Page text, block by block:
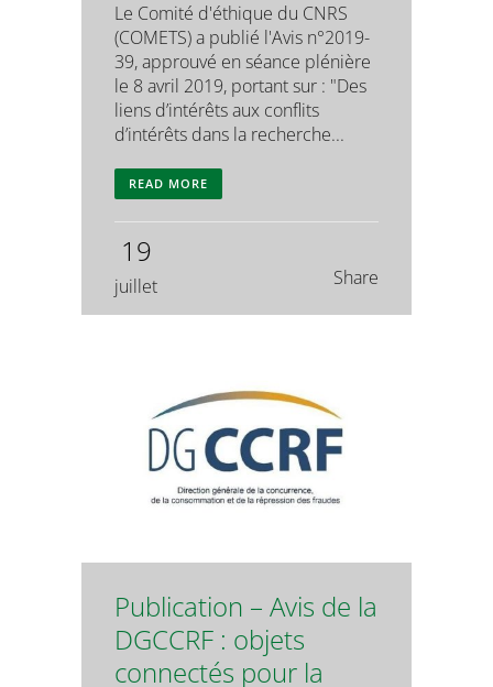
Le Comité d'éthique du CNRS
(COMETS) a publié l'Avis n°2019-
39, approuvé en séance plénière
le 8 avril 2019, portant sur : "Des
liens d’intérêts aux conflits
d’intérêts dans la recherche...
READ MORE
19
juillet Share
Publication – Avis de la
DGCCRF : objets
connectés pour la